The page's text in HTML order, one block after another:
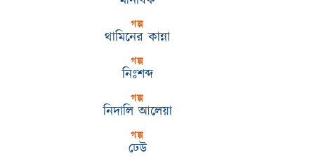
গল্প
থামিনের কান্না
গল্প
নিঃশব্দ
গল্প
নিদালি আলেয়া
গল্প
ঢেউ